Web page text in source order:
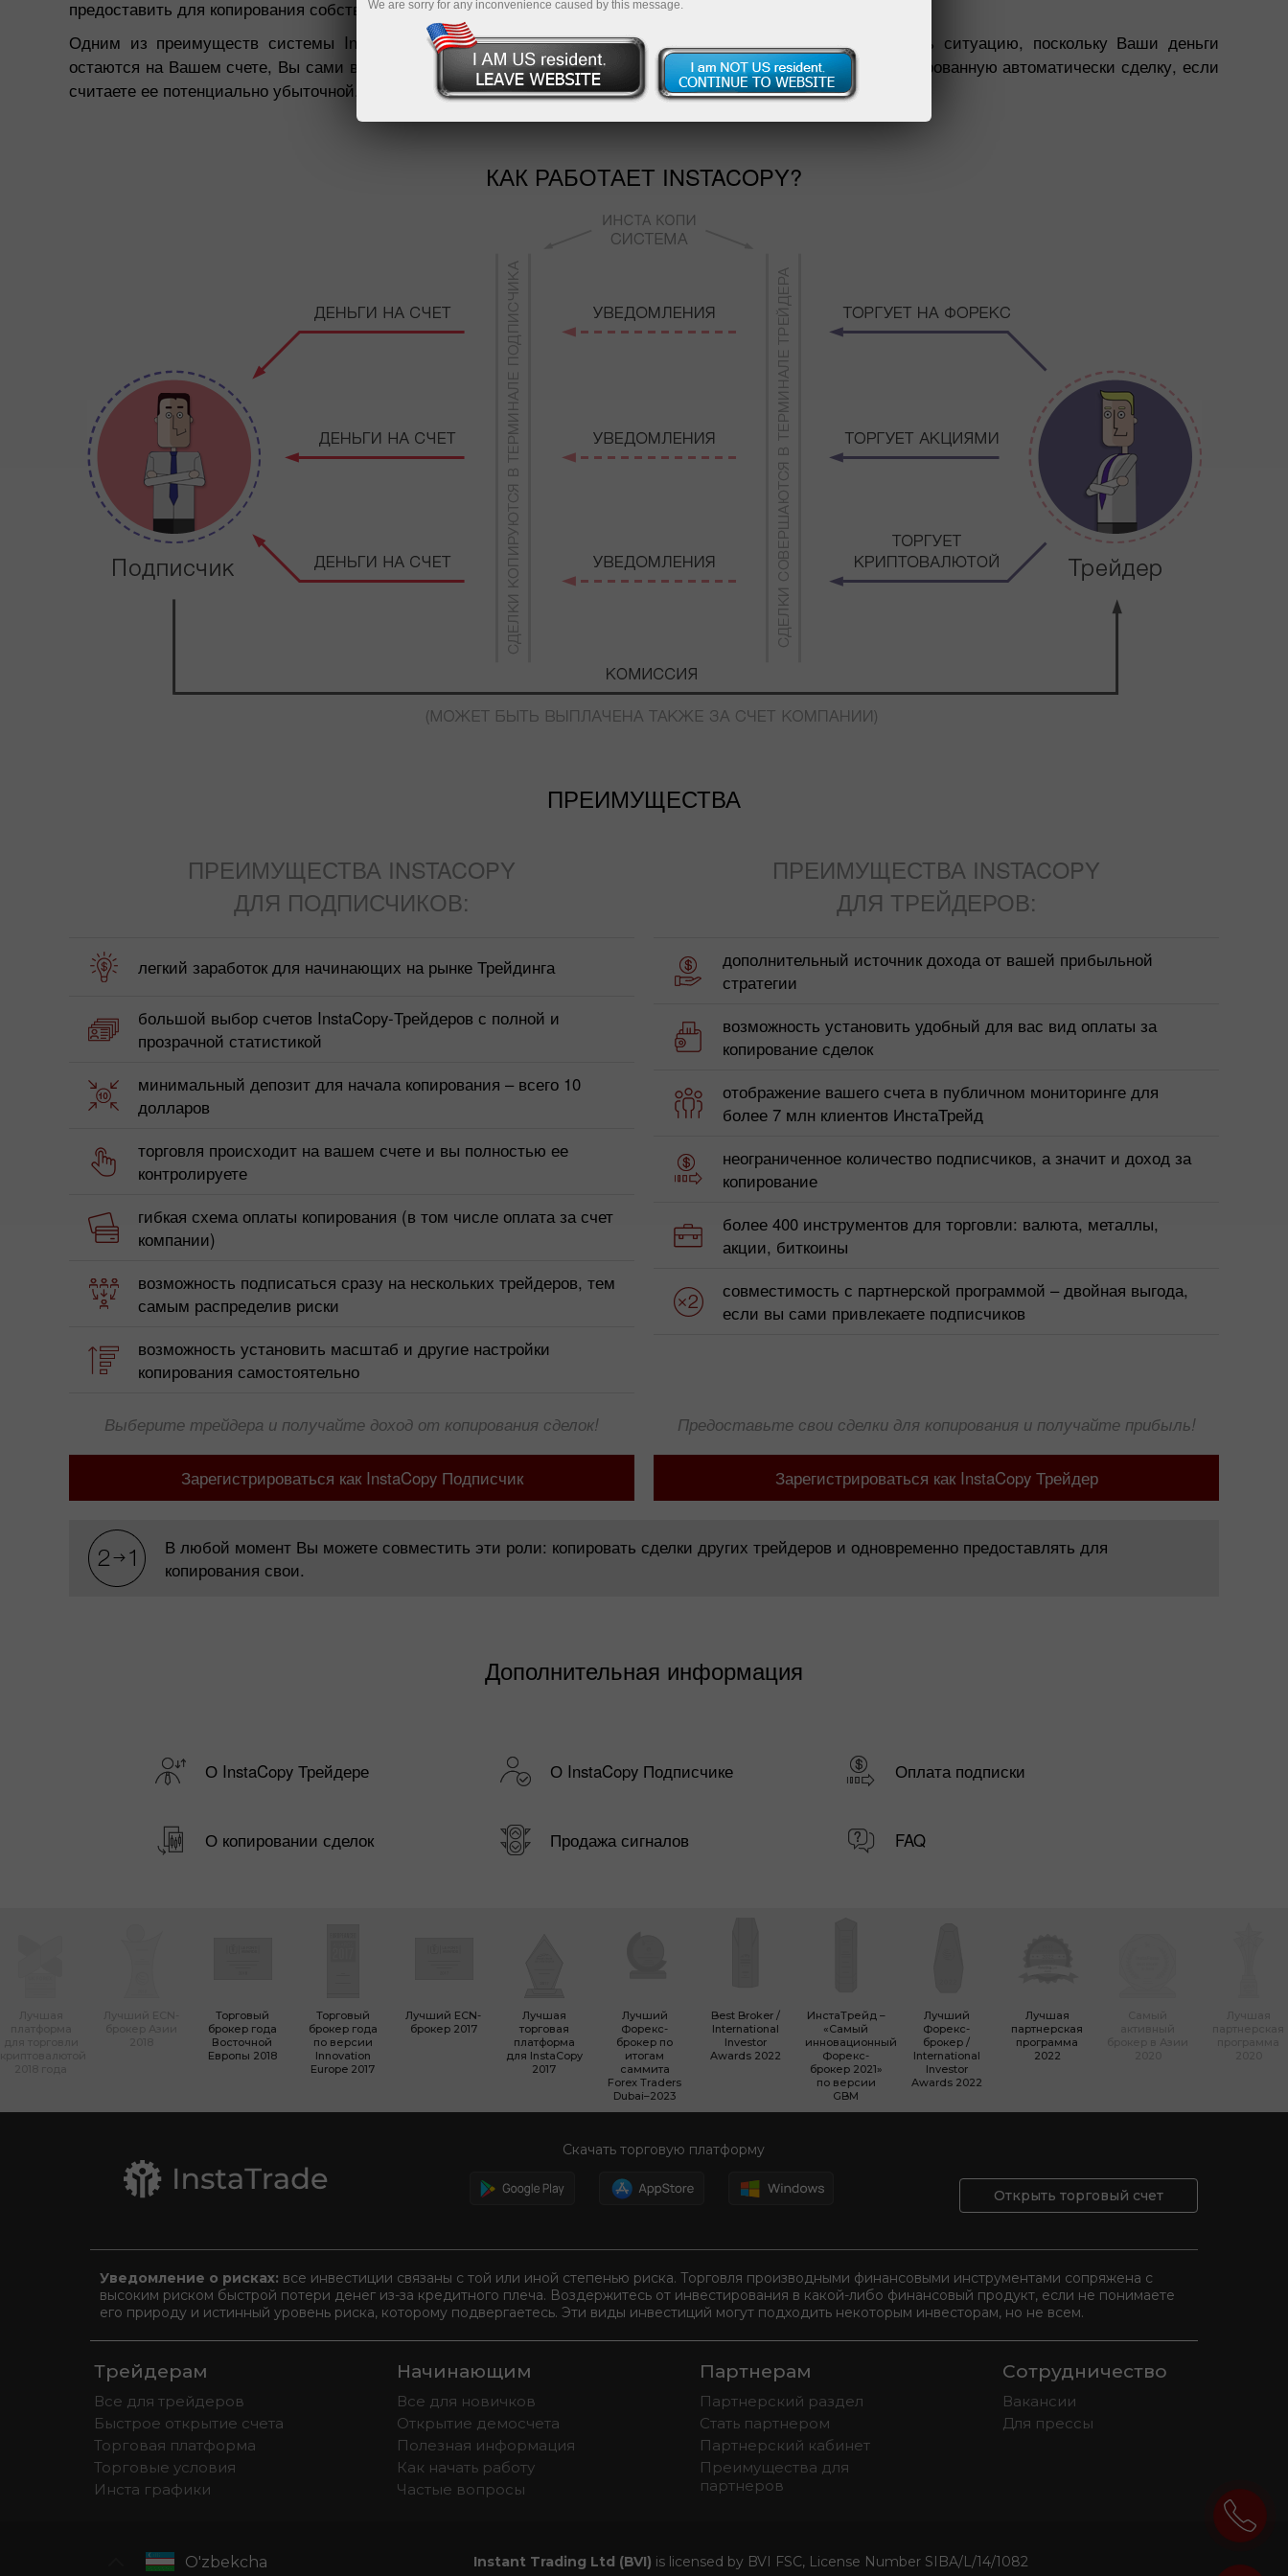
предоставить для копирования собственные сделки.
Одним из преимуществ системы InstaCopy является её надежность. Вы можете полностью контролировать ситуацию, поскольку Ваши деньги
остаются на Вашем счете, Вы сами выбираете настройки копирования и можете даже вручную отменить скопированную автоматически сделку, если
считаете ее потенциально убыточной.
КАК РАБОТАЕТ INSTACOPY?
ПРЕИМУЩЕСТВА
ПРЕИМУЩЕСТВА INSTACOPY
ДЛЯ ПОДПИСЧИКОВ:
легкий заработок для начинающих на рынке Трейдинга
большой выбор счетов InstaCopy-Трейдеров с полной и
прозрачной статистикой
минимальный депозит для начала копирования – всего 10
долларов
торговля происходит на вашем счете и вы полностью ее
контролируете
гибкая схема оплаты копирования (в том числе оплата за счет
компании)
возможность подписаться сразу на нескольких трейдеров, тем
самым распределив риски
возможность установить масштаб и другие настройки
копирования самостоятельно
Выберите трейдера и получайте доход от копирования сделок!
Зарегистрироваться как InstaCopy Подписчик
ПРЕИМУЩЕСТВА INSTACOPY
ДЛЯ ТРЕЙДЕРОВ:
дополнительный источник дохода от вашей прибыльной
стратегии
возможность установить удобный для вас вид оплаты за
копирование сделок
отображение вашего счета в публичном мониторинге для
более 7 млн клиентов ИнстаТрейд
неограниченное количество подписчиков, а значит и доход за
копирование
более 400 инструментов для торговли: валюта, металлы,
акции, биткоины
совместимость с партнерской программой – двойная выгода,
если вы сами привлекаете подписчиков
Предоставьте свои сделки для копирования и получайте прибыль!
Зарегистрироваться как InstaCopy Трейдер
В любой момент Вы можете совместить эти роли: копировать сделки других трейдеров и одновременно предоставлять для
копирования свои.
Дополнительная информация
О InstaCopy Трейдере О InstaCopy Подписчике Оплата подписки
О копировании сделок Продажа сигналов FAQ
Торговый
брокер года
Восточной
Европы 2018
Торговый
брокер года
по версии
Innovation
Europe 2017
Лучший ECN-
брокер 2017
Лучшая
торговая
платформа
для InstaCopy
2017
Лучший
Форекс-
брокер по
итогам
саммита
Forex Traders
Dubai–2023
Best Broker /
International
Investor
Awards 2022
ИнстаТрейд –
«Самый
инновационный
Форекс-
брокер 2021»
по версии
GBM
Лучший
Форекc-
брокер /
International
Investor
Awards 2022
Лучшая
партнерская
программа
2022
Скачать торговую платформу
Открыть торговый счет
Уведомление о рисках: все инвестиции связаны с той или иной степенью риска. Торговля производными финансовыми инструментами сопряжена с
высоким риском быстрой потери денег из-за кредитного плеча. Воздержитесь от инвестирования в какой-либо финансовый продукт, если не понимаете
его природу и истинный уровень риска, которому подвергаетесь. Эти виды инвестиций могут подходить некоторым инвесторам, но не всем.
Трейдерам
Все для трейдеров
Быстрое открытие счета
Торговая платформа
Торговые условия
Инста графики
Начинающим
Все для новичков
Открытие демосчета
Полезная информация
Как начать работу
Частые вопросы
Партнерам
Партнерский раздел
Стать партнером
Партнерский кабинет
Преимущества для
партнеров
Сотрудничество
Вакансии
Для прессы
O'zbekcha Instant Trading Ltd (BVI) is licensed by BVI FSC, License Number SIBA/L/14/1082
We are sorry for any inconvenience caused by this message.